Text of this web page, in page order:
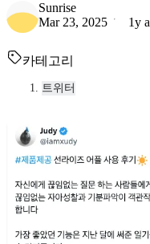
Sunrise
Mar 23, 2025
1y
카테고리
트위터